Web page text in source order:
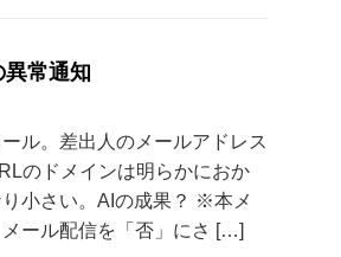
異常通知
ル。差出人のメールアドレス
のドメインは明らかにおか
小さい。AIの成果？ ※本メ
ール配信を「否」にさ […]